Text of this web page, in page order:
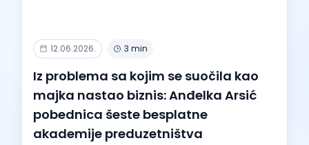
12.06.2026. 3 min
Iz problema sa kojim se suočila kao
majka nastao biznis: Anđelka Arsić
pobednica šeste besplatne
akademije preduzetništva